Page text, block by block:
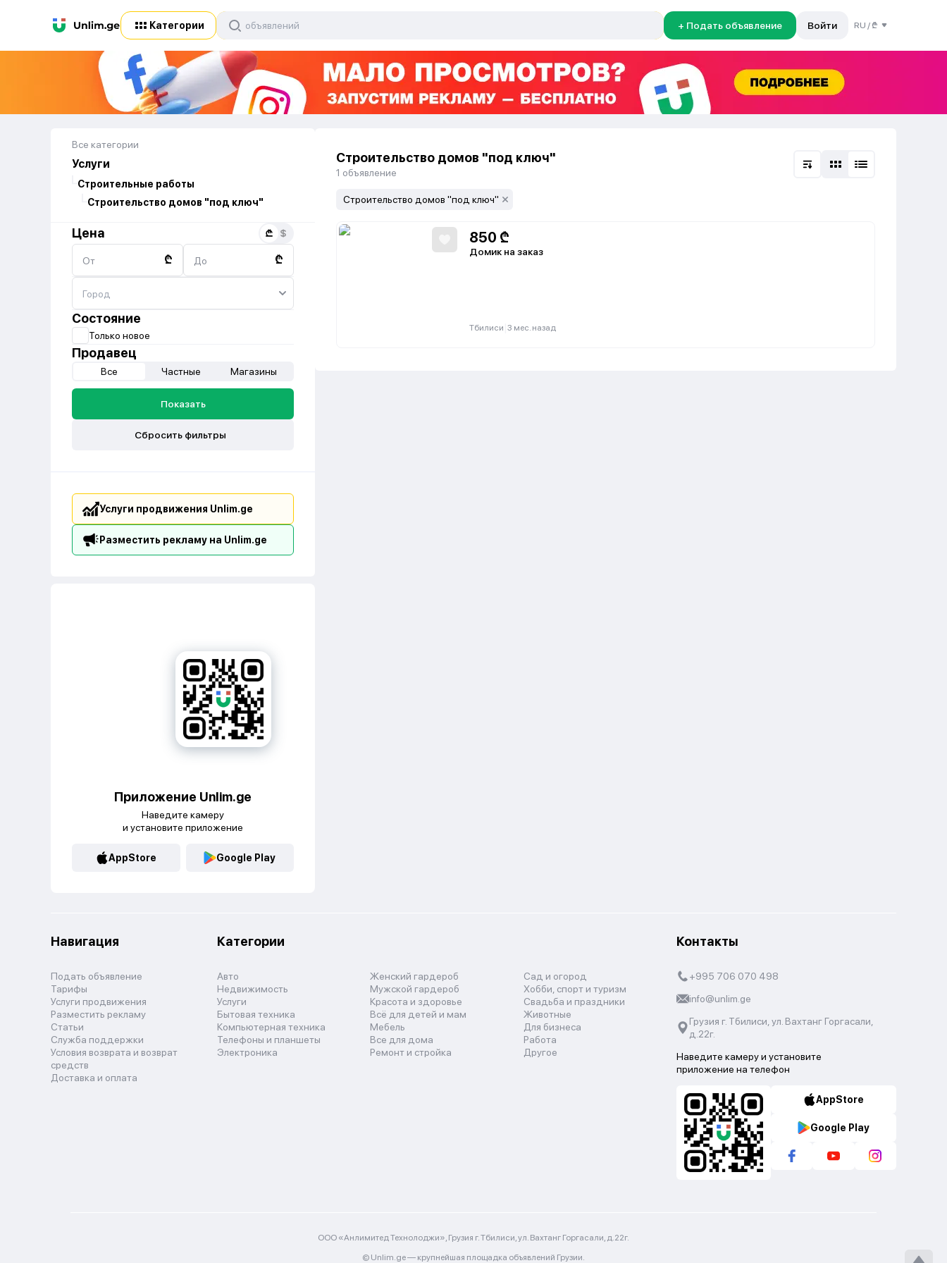
Категории + Подать объявление Войти RU /₾
Все категории
Услуги
Строительные работы
Строительство домов "под ключ"
Цена
От ₾ До ₾
Состояние
Только новое
Продавец
Все Частные Магазины
Показать
Сбросить фильтры
Услуги продвижения Unlim.ge
Разместить рекламу на Unlim.ge
Приложение Unlim.ge
Наведите камеру
и установите приложение
AppStore Google Play
Строительство домов "под ключ"
1 объявление
Строительство домов "под ключ"
850 ₾
Домик на заказ
Тбилиси 3 мес. назад
Навигация
Подать объявление
Тарифы
Услуги продвижения
Разместить рекламу
Статьи
Служба поддержки
Условия возврата и возврат
средств
Доставка и оплата
Категории
Авто
Недвижимость
Услуги
Бытовая техника
Компьютерная техника
Телефоны и планшеты
Электроника
Женский гардероб
Мужской гардероб
Красота и здоровье
Всё для детей и мам
Мебель
Все для дома
Ремонт и стройка
Сад и огород
Хобби, спорт и туризм
Свадьба и праздники
Животные
Для бизнеса
Работа
Другое
Контакты
+995 706 070 498
info@unlim.ge
Грузия г. Тбилиси, ул. Вахтанг Горгасали,
д.22г.
Наведите камеру и установите
приложение на телефон
AppStore
Google Play
ООО «Анлимитед Технолоджи», Грузия г. Тбилиси, ул. Вахтанг Горгасали, д.22г.
© Unlim.ge — крупнейшая площадка объявлений Грузии.